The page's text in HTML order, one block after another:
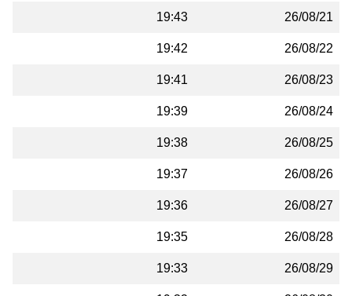
26/08/21
19:43
26/08/22
19:42
26/08/23
19:41
26/08/24
19:39
26/08/25
19:38
26/08/26
19:37
26/08/27
19:36
26/08/28
19:35
26/08/29
19:33